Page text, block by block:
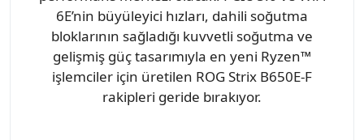
6E’nin büyüleyici hızları, dahili soğutma
bloklarının sağladığı kuvvetli soğutma ve
gelişmiş güç tasarımıyla en yeni Ryzen™
işlemciler için üretilen ROG Strix B650E-F
rakipleri geride bırakıyor.